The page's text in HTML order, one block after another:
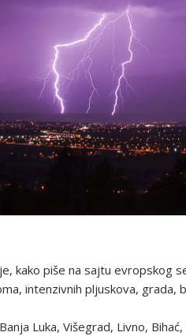
kako piše na sajtu evropskog
intenzivnih pljuskova, grada,
Luka, Višegrad, Livno,